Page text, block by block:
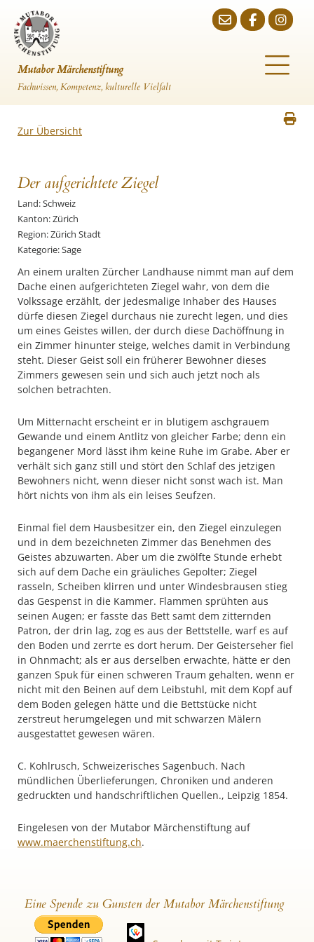
Mutabor Märchenstiftung
Fachwissen, Kompetenz, kulturelle Vielfalt
Zur Übersicht
Der aufgerichtete Ziegel
Land: Schweiz
Kanton: Zürich
Region: Zürich Stadt
Kategorie: Sage
An einem uralten Zürcher Landhause nimmt man auf dem
Dache einen aufgerichteten Ziegel wahr, von dem die
Volkssage erzählt, der jedesmalige Inhaber des Hauses
dürfe diesen Ziegel durchaus nie zurecht legen, und dies
um eines Geistes willen, der durch diese Dachöffnung in
ein Zimmer hinunter steige, welches damit in Verbindung
steht. Dieser Geist soll ein früherer Bewohner dieses
Zimmers gewesen sein und sich auch jetzt noch als
solchen betrachten.
Um Mitternacht erscheint er in blutigem aschgrauem
Gewande und einem Antlitz von gleicher Farbe; denn ein
begangener Mord lässt ihm keine Ruhe im Grabe. Aber er
verhält sich ganz still und stört den Schlaf des jetzigen
Bewohners nicht, wenn dieser nicht sonst wach ist. Man
hört nichts von ihm als ein leises Seufzen.
Einmal fiel dem Hausbesitzer ein, den Ziegel einzulegen
und in dem bezeichneten Zimmer das Benehmen des
Geistes abzuwarten. Aber um die zwölfte Stunde erhebt
sich auf dem Dache ein gräuliches Gepolter; Ziegel
rasseln, Scheiben klirren und unter Windesbrausen stieg
das Gespenst in die Kammer. Flammen sprühten aus
seinen Augen; er fasste das Bett samt dem zitternden
Patron, der drin lag, zog es aus der Bettstelle, warf es auf
den Boden und zerrte es dort herum. Der Geisterseher fiel
in Ohnmacht; als er aus derselben erwachte, hätte er den
ganzen Spuk für einen schweren Traum gehalten, wenn er
nicht mit den Beinen auf dem Leibstuhl, mit dem Kopf auf
dem Boden gelegen hätte und die Bettstücke nicht
zerstreut herumgelegen und mit schwarzen Mälern
ausgestattet gewesen wären.
C. Kohlrusch, Schweizerisches Sagenbuch. Nach
mündlichen Überlieferungen, Chroniken und anderen
gedruckten und handschriftlichen Quellen., Leipzig 1854.
Eingelesen von der Mutabor Märchenstiftung auf
www.maerchenstiftung.ch.
Eine Spende zu Gunsten der Mutabor Märchenstiftung